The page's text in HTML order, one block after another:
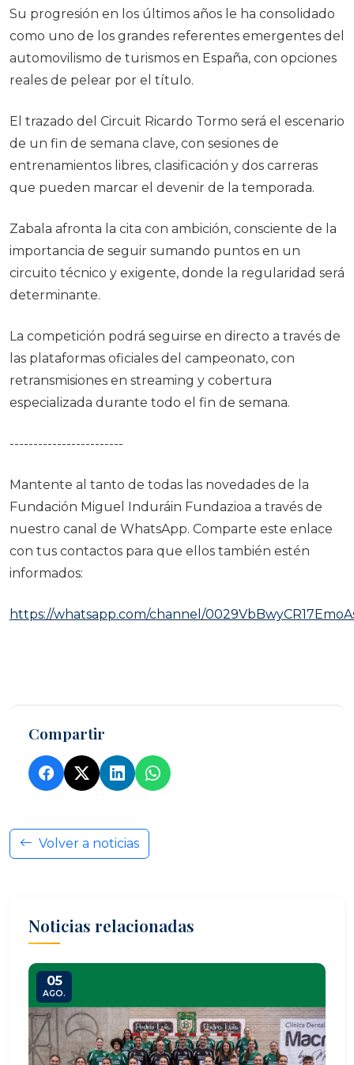
Su progresión en los últimos años le ha consolidado
como uno de los grandes referentes emergentes del
automovilismo de turismos en España, con opciones
reales de pelear por el título.
El trazado del Circuit Ricardo Tormo será el escenario
de un fin de semana clave, con sesiones de
entrenamientos libres, clasificación y dos carreras
que pueden marcar el devenir de la temporada.
Zabala afronta la cita con ambición, consciente de la
importancia de seguir sumando puntos en un
circuito técnico y exigente, donde la regularidad será
determinante.
La competición podrá seguirse en directo a través de
las plataformas oficiales del campeonato, con
retransmisiones en streaming y cobertura
especializada durante todo el fin de semana.
------------------------
Mantente al tanto de todas las novedades de la
Fundación Miguel Induráin Fundazioa a través de
nuestro canal de WhatsApp. Comparte este enlace
con tus contactos para que ellos también estén
informados:
https://whatsapp.com/channel/
Compartir
Volver a noticias
Noticias relacionadas
05
AGO.